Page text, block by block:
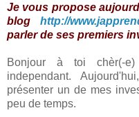
Je vous propose
blog http://
parler de ses premiers
Bonjour à toi chèr(-e)
independant.
présenter un de mes
peu de temps.